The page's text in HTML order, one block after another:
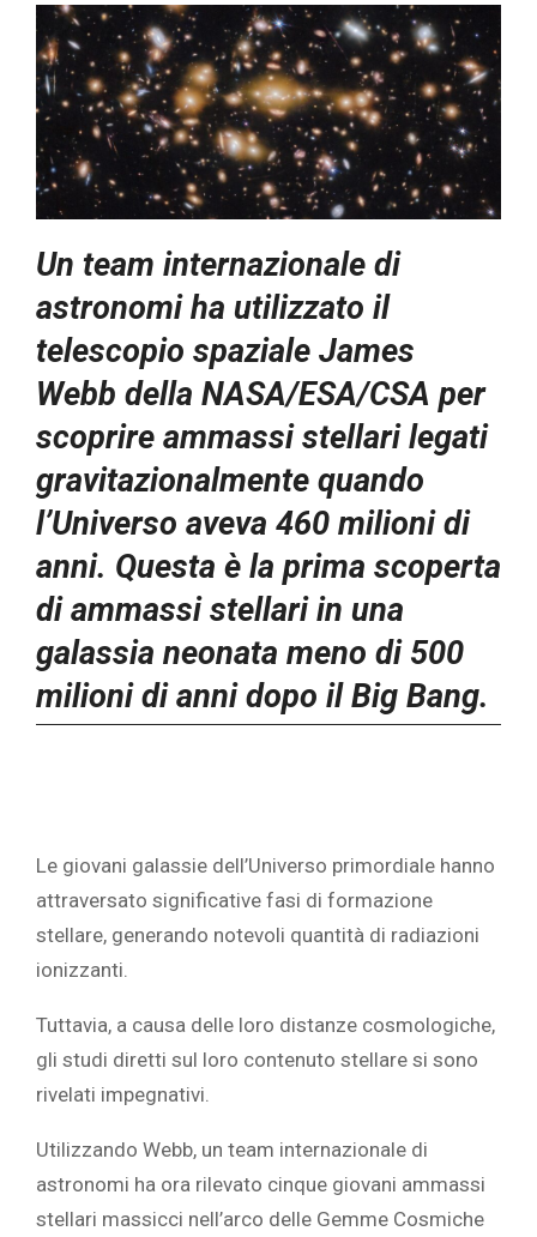
Un team internazionale di
astronomi ha utilizzato il
telescopio spaziale James
Webb della NASA/ESA/CSA per
scoprire ammassi stellari legati
gravitazionalmente quando
l’Universo aveva 460 milioni di
anni. Questa è la prima scoperta
di ammassi stellari in una
galassia neonata meno di 500
milioni di anni dopo il Big Bang.
Le giovani galassie dell’Universo primordiale hanno
attraversato significative fasi di formazione
stellare, generando notevoli quantità di radiazioni
ionizzanti.
Tuttavia, a causa delle loro distanze cosmologiche,
gli studi diretti sul loro contenuto stellare si sono
rivelati impegnativi.
Utilizzando Webb, un team internazionale di
astronomi ha ora rilevato cinque giovani ammassi
stellari massicci nell’arco delle Gemme Cosmiche